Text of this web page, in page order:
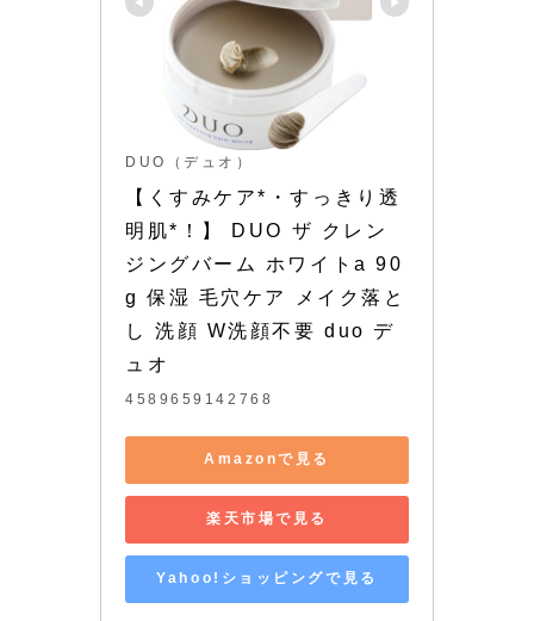
DUO（デュオ）
【くすみケア*・すっきり透
明肌*！】 DUO ザ クレン
ジングバーム ホワイトa 90
g 保湿 毛穴ケア メイク落と
し 洗顔 W洗顔不要 duo デ
ュオ
4589659142768
Amazonで見る
楽天市場で見る
Yahoo!ショッピングで見る